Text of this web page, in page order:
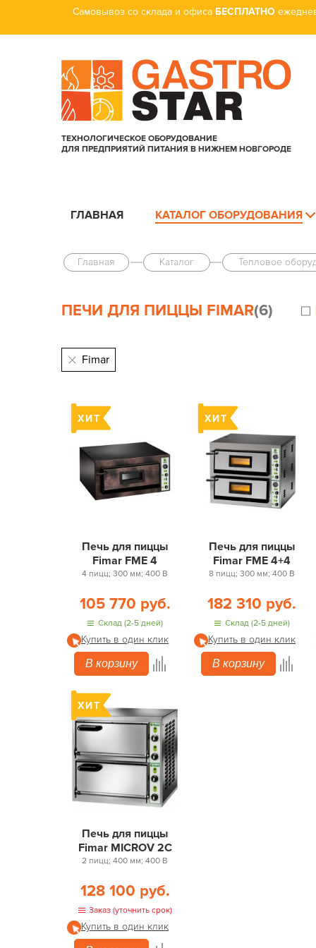
Самовывоз со склада и офиса БЕСПЛАТНО
ТЕХНОЛОГИЧЕСКОЕ ОБОРУДОВАНИЕ
ДЛЯ ПРЕДПРИЯТИЙ ПИТАНИЯ В НИЖНЕМ НОВГОРОДЕ
ГЛАВНАЯ КАТАЛОГ ОБОРУДОВАНИЯ
Главная Каталог Тепловое
ПЕЧИ ДЛЯ ПИЦЦЫ FIMAR(6)
Fimar
Печь для пиццы
Fimar FME 4
4 пицц; 300 мм; 400 В
105 770 руб.
Склад (2-5 дней)
Купить в один клик
В корзину
Печь для пиццы
Fimar FME 4+4
8 пицц; 300 мм; 400 В
182 310 руб.
Склад (2-5 дней)
Купить в один клик
В корзину
Печь для пиццы
Fimar MICROV 2С
2 пицц; 400 мм; 400 В
128 100 руб.
Заказ (уточнить срок)
Купить в один клик